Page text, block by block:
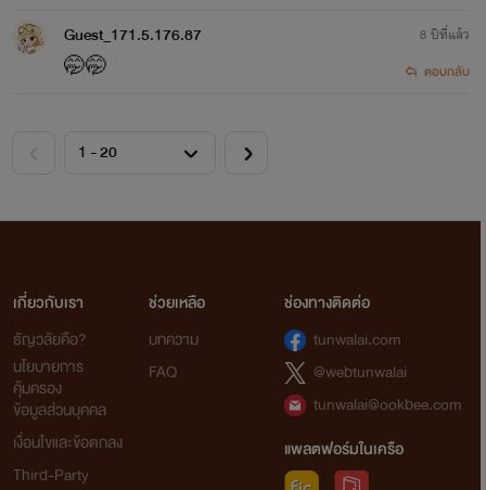
Guest_171.5.176.87
🤭🤭
8 ปีที่แล้ว
ตอบกลับ
เกี่ยวกับเรา
ธัญวลัยคือ?
นโยบายการ
คุ้มครอง
ข้อมูลส่วนบุคคล
เงื่อนไขและข้อตกลง
Third-Party
ช่วยเหลือ
บทความ
FAQ
ช่องทางติดต่อ
tunwalai.com
@webtunwalai
tunwalai@ookbee.com
แพลตฟอร์มในเครือ